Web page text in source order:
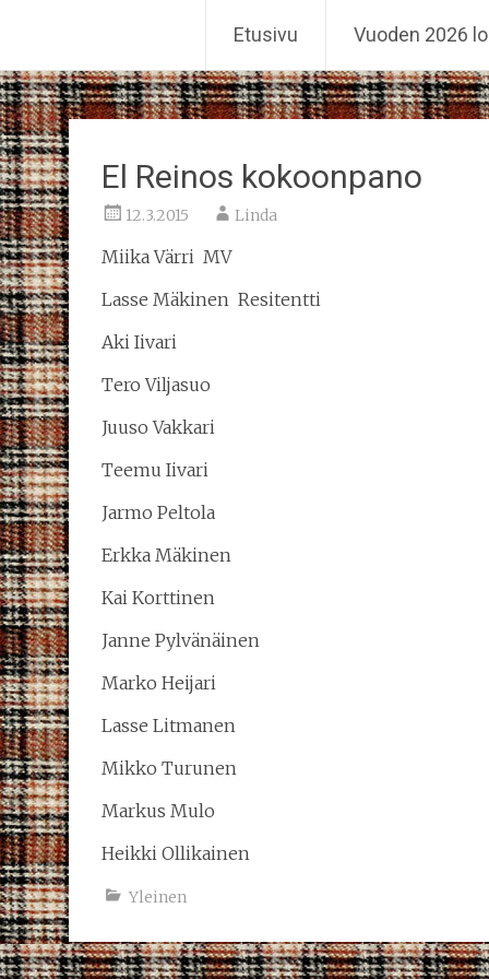
Skip
to
content
Reiskahöntsyn MM-kisat
Etusivu Vuoden 2026
El Reinos kokoonpano
12.3.2015 Linda
Miika Värri MV
Lasse Mäkinen Resitentti
Aki Iivari
Tero Viljasuo
Juuso Vakkari
Teemu Iivari
Jarmo Peltola
Erkka Mäkinen
Kai Korttinen
Janne Pylvänäinen
Marko Heijari
Lasse Litmanen
Mikko Turunen
Markus Mulo
Heikki Ollikainen
Yleinen